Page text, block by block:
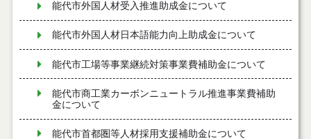
能代市外国人材受入推進助成金について
能代市外国人材日本語能力向上助成金について
能代市工場等事業継続対策事業費補助金について
能代市商工業カーボンニュートラル推進事業費補助
金について
能代市首都圏等人材採用支援補助金について